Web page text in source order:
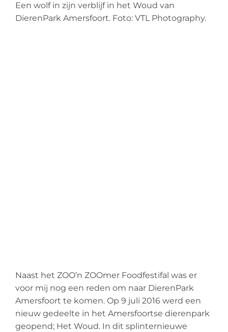
Een wolf in zijn verblijf in het Woud van
DierenPark Amersfoort. Foto: VTL Photography.
Naast het ZOO’n ZOOmer Foodfestifal was er
voor mij nog een reden om naar DierenPark
Amersfoort te komen. Op 9 juli 2016 werd een
nieuw gedeelte in het Amersfoortse dierenpark
geopend; Het Woud. In dit splinternieuwe